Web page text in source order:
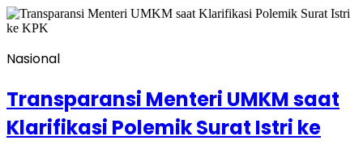
Nasional
Transparansi Menteri UMKM saat
Klarifikasi Polemik Surat Istri ke